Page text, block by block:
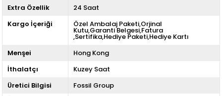
Extra Özellik
24 Saat
Kargo İçeriği
Özel Ambalaj Paketi,Orjinal
Kutu,Garanti Belgesi,Fatura
,Sertifika,Hediye Paketi,Hediye Kartı
Menşei
Hong Kong
İthalatçı
Kuzey Saat
Üretici Bilgisi
Fossil Group